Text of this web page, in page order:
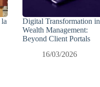
Digital Transformation in
Wealth Management:
Beyond Client Portals
16/03/2026